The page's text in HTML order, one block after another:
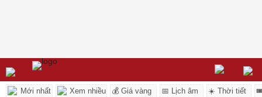
Mới nhất Xem nhiều 💰 Giá vàng 📅 Lịch âm ☀️ Thời tiết